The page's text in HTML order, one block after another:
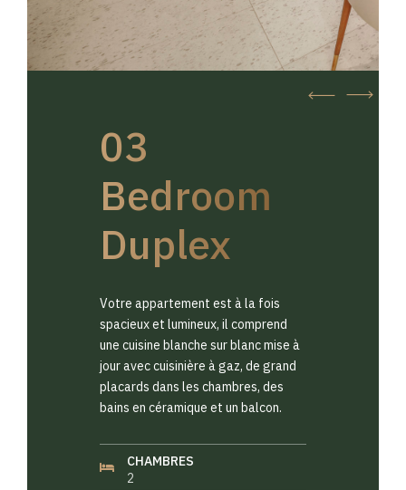
03
Bedroom
Duplex
Votre appartement est à la fois
spacieux et lumineux, il comprend
une cuisine blanche sur blanc mise à
jour avec cuisinière à gaz, de grand
placards dans les chambres, des
bains en céramique et un balcon.
CHAMBRES
2